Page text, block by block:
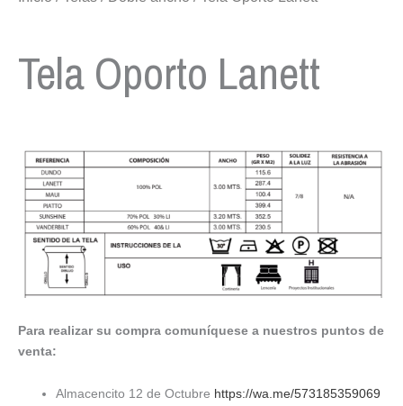
Tela Oporto Lanett
Para realizar su compra comuníquese a nuestros puntos de
venta:
Almacencito 12 de Octubre https://wa.me/573185359069